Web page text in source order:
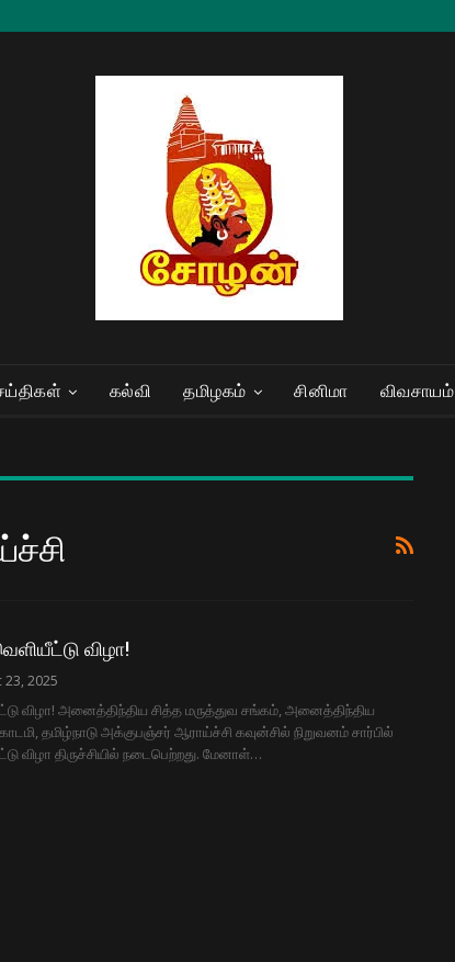
கல்வி தமிழகம் சினிமா விவசாயம்
விழா!
23, 2025
விழா! அனைத்திந்திய சித்த மருத்துவ சங்கம், அனைத்திந்திய
தமிழ்நாடு அக்குபஞ்சர் ஆராய்ச்சி கவுன்சில் நிறுவனம் சார்பில்
விழா திருச்சியில் நடைபெற்றது. மேனாள்…